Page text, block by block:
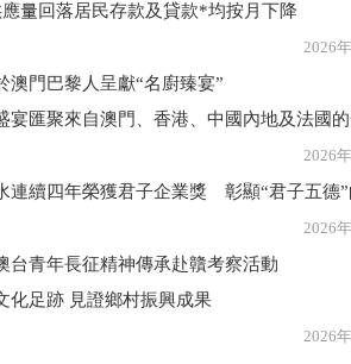
量回落居民存款及貸款*均按月下降
年8月3
澳門巴黎人呈獻“名廚臻宴”
宴匯聚來自澳門、香港、中國內地及法國
年8月3
連續四年榮獲君子企業獎 彰顯“君子五德
年8月3
台青年長征精神傳承赴贛考察活動
化足跡 見證鄉村振興成果
年8月3